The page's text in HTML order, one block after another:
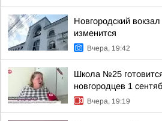
Новгородский
изменится
Вчера, 19:42
Школа №25
новгородцев 1
Вчера, 19:19